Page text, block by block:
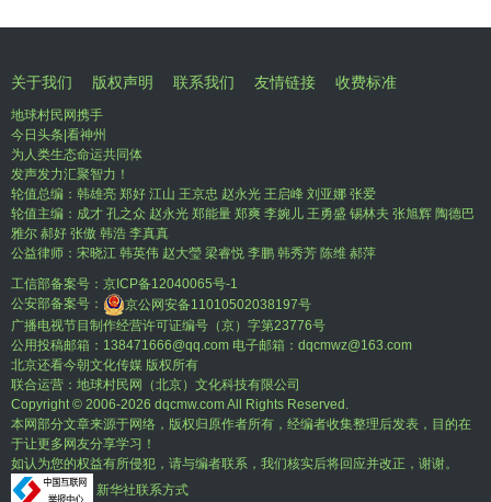
关于我们 版权声明 联系我们 友情链接 收费标准
地球村民网携手
今日头条|看神州
为人类生态命运共同体
发声发力汇聚智力！
轮值总编：韩雄亮 郑好 江山 王京忠 赵永光 王启峰 刘亚娜 张爱
轮值主编：成才 孔之众 赵永光 郑能量 郑爽 李婉儿 王勇盛 锡林夫 张旭辉 陶德巴
雅尔 郝好 张傲 韩浩 李真真
公益律师：宋晓江 韩英伟 赵大瑩 梁睿悦 李鹏 韩秀芳 陈维 郝萍
工信部备案号： 京ICP备12040065号-1
公安部备案号：
京公网安备11010502038197号
广播电视节目制作经营许可证编号（京）字第23776号
公用投稿邮箱：138471666@qq.com 电子邮箱：dqcmwz@163.com
北京还看今朝文化传媒 版权所有
联合运营：地球村民网（北京）文化科技有限公司
Copyright © 2006-2026 dqcmw.com All Rights Reserved.
本网部分文章来源于网络，版权归原作者所有，经编者收集整理后发表，目的在
于让更多网友分享学习！
如认为您的权益有所侵犯，请与编者联系，我们核实后将回应并改正，谢谢。
新华社联系方式